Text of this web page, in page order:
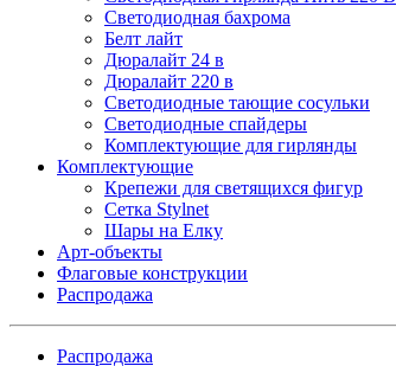
Светодиодная бахрома
Белт лайт
Дюралайт 24 в
Дюралайт 220 в
Светодиодные тающие сосульки
Светодиодные спайдеры
Комплектующие для гирлянды
Комплектующие
Крепежи для светящихся фигур
Сетка Stylnet
Шары на Елку
Арт-объекты
Флаговые конструкции
Распродажа
Распродажа